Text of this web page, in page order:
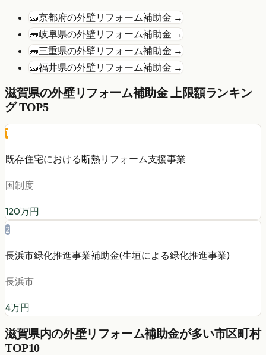
🧱京都府の外壁リフォーム補助金 →
🧱岐阜県の外壁リフォーム補助金 →
🧱三重県の外壁リフォーム補助金 →
🧱福井県の外壁リフォーム補助金 →
滋賀県の外壁リフォーム補助金 上限額ランキン
グ TOP5
1
既存住宅における断熱リフォーム支援事業
国制度
120万円
2
長浜市緑化推進事業補助金(生垣による緑化推進事業)
長浜市
4万円
滋賀県内の外壁リフォーム補助金が多い市区町村
TOP10